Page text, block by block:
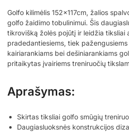
Golfo kilimėlis 152x117cm, žalios
golfo žaidimo tobulinimui. Šis
tikrovišką žolės pojūtį ir leidžia tiksliai
pradedantiesiems, tiek
kairiarankiams bei dešiniarankiams
pritaikytas įvairiems treniruočių
Aprašymas:
Skirtas tiksliai golfo smūgių
Daugiasluoksnės konstrukcijos